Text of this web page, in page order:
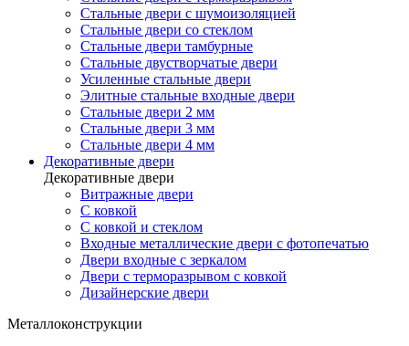
Стальные двери с шумоизоляцией
Стальные двери со стеклом
Стальные двери тамбурные
Стальные двустворчатые двери
Усиленные стальные двери
Элитные стальные входные двери
Стальные двери 2 мм
Стальные двери 3 мм
Стальные двери 4 мм
Декоративные двери
Декоративные двери
Витражные двери
С ковкой
С ковкой и стеклом
Входные металлические двери с фотопечатью
Двери входные с зеркалом
Двери с терморазрывом с ковкой
Дизайнерские двери
Металлоконструкции